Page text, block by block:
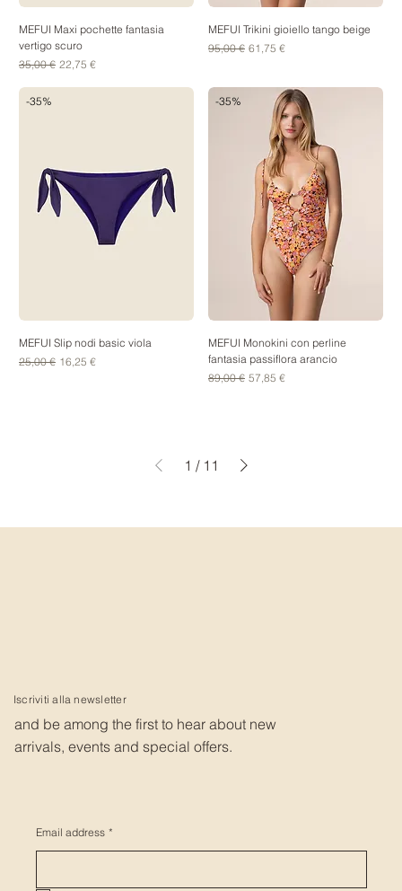
MEFUI Maxi pochette fantasia
vertigo scuro
Prezzo regolare
35,00 € Prezzo scontato
22,75 €
MEFUI Trikini gioiello tango beige
Prezzo regolare
95,00 € Prezzo scontato
61,75 €
-35%
MEFUI Slip nodi basic viola
Prezzo regolare
25,00 € Prezzo scontato
16,25 €
-35%
MEFUI Monokini con perline
fantasia passiflora arancio
Prezzo regolare
89,00 € Prezzo scontato
57,85 €
1 / 11
Iscriviti alla newsletter
and be among the first to hear about new
arrivals, events and special offers.
Email address *